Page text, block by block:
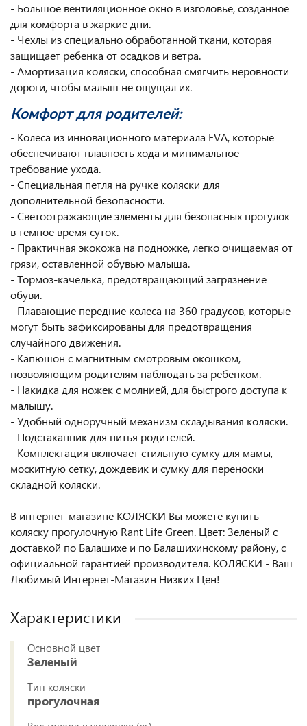
- Большое вентиляционное окно в изголовье, созданное
для комфорта в жаркие дни.
- Чехлы из специально обработанной ткани, которая
защищает ребенка от осадков и ветра.
- Амортизация коляски, способная смягчить неровности
дороги, чтобы малыш не ощущал их.
Комфорт для родителей:
- Колеса из инновационного материала EVA, которые
обеспечивают плавность хода и минимальное
требование ухода.
- Специальная петля на ручке коляски для
дополнительной безопасности.
- Светоотражающие элементы для безопасных прогулок
в темное время суток.
- Практичная экокожа на подножке, легко очищаемая от
грязи, оставленной обувью малыша.
- Тормоз-качелька, предотвращающий загрязнение
обуви.
- Плавающие передние колеса на 360 градусов, которые
могут быть зафиксированы для предотвращения
случайного движения.
- Капюшон с магнитным смотровым окошком,
позволяющим родителям наблюдать за ребенком.
- Накидка для ножек с молнией, для быстрого доступа к
малышу.
- Удобный одноручный механизм складывания коляски.
- Подстаканник для питья родителей.
- Комплектация включает стильную сумку для мамы,
москитную сетку, дождевик и сумку для переноски
складной коляски.
В интернет-магазине КОЛЯСКИ Вы можете купить
коляску прогулочную Rant Life Green. Цвет: Зеленый с
доставкой по Балашихе и по Балашихинскому району, с
официальной гарантией производителя. КОЛЯСКИ - Ваш
Любимый Интернет-Магазин Низких Цен!
Характеристики
Основной цвет
Зеленый
Тип коляски
прогулочная